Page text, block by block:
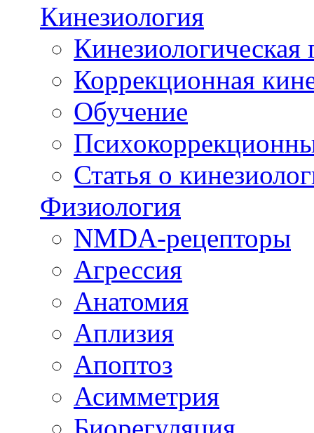
Кинезиология
Кинезиологическая
Коррекционная
Обучение
Статья о
Физиология
NMDA-рецепторы
Агрессия
Анатомия
Аплизия
Апоптоз
Асимметрия